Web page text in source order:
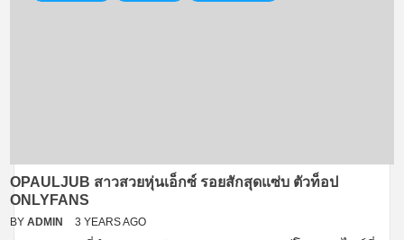
OPAULJUB สาวสวยหุ่นเอ็กซ์ รอยสักสุดแซ่บ ตัวท็อป
ONLYFANS
BY ADMIN 3 YEARS AGO